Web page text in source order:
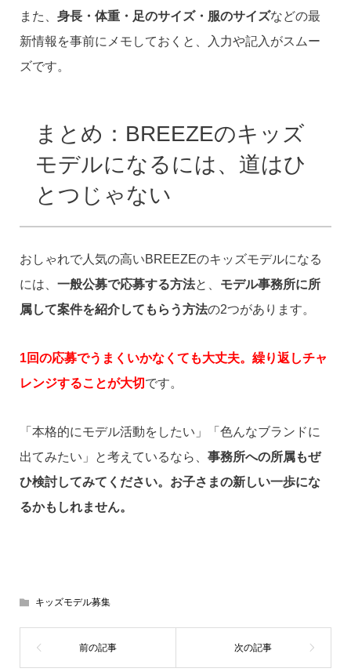
また、 身長・体重・足のサイズ・服のサイズなどの最
新情報を事前にメモしておくと、入力や記入がスムー
ズです。
まとめ：BREEZEのキッズ
モデルになるには、道はひ
とつじゃない
おしゃれで人気の高いBREEZEのキッズモデルになる
には、 一般公募で応募する方法と、 モデル事務所に所
属して案件を紹介してもらう方法の2つがあります。
1回の応募でうまくいかなくても大丈夫。繰り返しチャ
レンジすることが大切です。
「本格的にモデル活動をしたい」「色んなブランドに
出てみたい」と考えているなら、 事務所への所属もぜ
ひ検討してみてください。お子さまの新しい一歩にな
るかもしれません。
キッズモデル募集